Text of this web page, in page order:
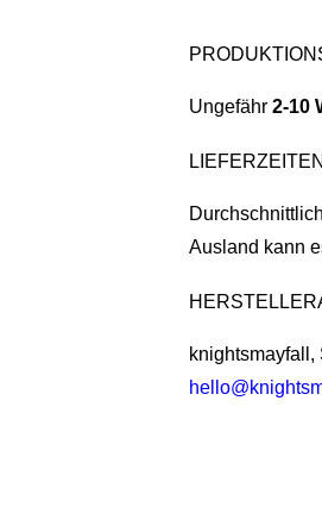
Ungefähr 2-10
LIEFERZEITEN
Durchschnittlich
Ausland kann